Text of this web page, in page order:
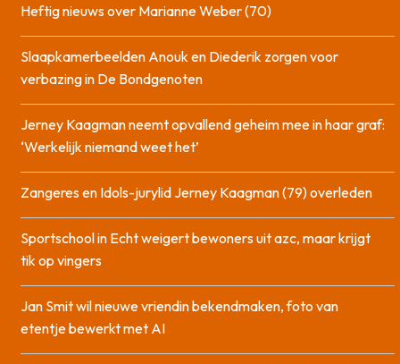
Heftig nieuws over Marianne Weber (70)
Slaapkamerbeelden Anouk en Diederik zorgen voor
verbazing in De Bondgenoten
Jerney Kaagman neemt opvallend geheim mee in haar graf:
‘Werkelijk niemand weet het’
Zangeres en Idols-jurylid Jerney Kaagman (79) overleden
Sportschool in Echt weigert bewoners uit azc, maar krijgt
tik op vingers
Jan Smit wil nieuwe vriendin bekendmaken, foto van
etentje bewerkt met AI